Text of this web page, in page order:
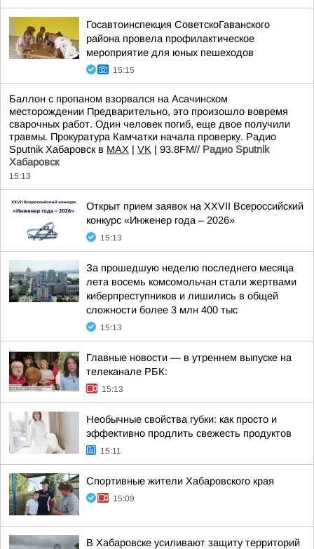
Госавтоинспекция СоветскоГаванского
района провела профилактическое
мероприятие для юных пешеходов
15:15
Баллон с пропаном взорвался на Асачинском
месторождении Предварительно, это произошло вовремя
сварочных работ. Один человек погиб, еще двое получили
травмы. Прокуратура Камчатки начала проверку. Радио
Sputnik Хабаровск в MAX | VK | 93.8FM// Радио Sputnik
Хабаровск
15:13
Открыт прием заявок на XXVII Всероссийский
конкурс «Инженер года – 2026»
15:13
За прошедшую неделю последнего месяца
лета восемь комсомольчан стали жертвами
киберпреступников и лишились в общей
сложности более 3 млн 400 тыс
15:13
Главные новости — в утреннем выпуске на
телеканале РБК:
15:13
Необычные свойства губки: как просто и
эффективно продлить свежесть продуктов
15:11
Спортивные жители Хабаровского края
15:09
В Хабаровске усиливают защиту территорий